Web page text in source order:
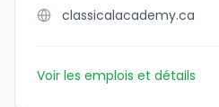
classicalacademy.ca
Voir les emplois et détails